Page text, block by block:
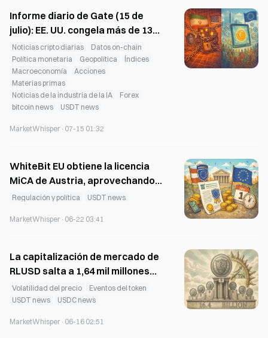
solana news
USDT news
USDC news
dogecoin news
pi network news
pepe news
SHIB news
BNB news uniswap news
Informe diario de Gate (15 de
julio): EE. UU. congela más de 130
millones de activos digitales de
Irán; el BCE selecciona 36
instituciones para pilotar el
“euro digital”
Noticias cripto diarias
Datos on-chain
Política monetaria
Geopolítica
Índices
Macroeconomía
Acciones
Materias primas
Noticias de la industria de la IA
Forex
bitcoin news
USDT news
MarketWhisper · 07-15 01:32
WhiteBit EU obtiene la licencia
MiCA de Austria, aprovechando
antes del plazo del 1 de julio
Regulación y política USDT news
MarketWhisper · 06-22 03:41
La capitalización de mercado de
RLUSD salta a 1,64 mil millones
de dólares y asciende al puesto 9
a nivel mundial, con un aumento
operaciones en 24 horas
Volatilidad del precio
Eventos del token
USDT news
USDC news
MarketWhisper · 06-16 02:51